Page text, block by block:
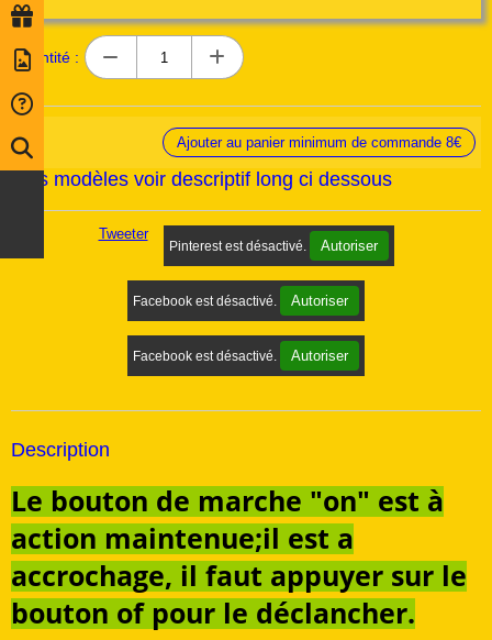
Quantité :
Ajouter au panier minimum de commande 8€
trois modèles voir descriptif long ci dessous
Tweeter
Pinterest est désactivé. Autoriser
Facebook est désactivé. Autoriser
Facebook est désactivé. Autoriser
Description
Le bouton de marche "on" est à
action maintenue;il est a
accrochage, il faut appuyer sur le
bouton of pour le déclancher.